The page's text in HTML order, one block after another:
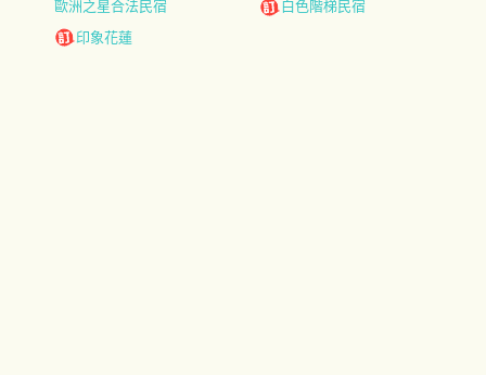
歐洲之星合法民宿
白色階梯民宿
印象花蓮